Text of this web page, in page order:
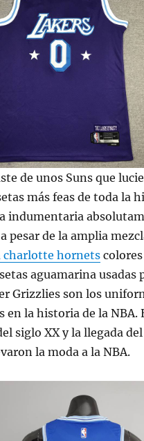
de unos Suns que
más feas de toda la
indumentaria
pesar de la amplia
charlotte hornets
aguamarina usadas
Grizzlies son los
en la historia de la NBA.
siglo XX y la llegada
la moda a la NBA.